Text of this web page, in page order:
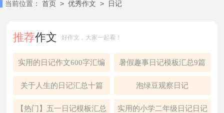
当前位置： 首页 > 优秀作文 > 日记
推荐作文 好作文，大家一起看！
实用的日记作文600字汇编
10篇
暑假趣事日记模板汇总9篇
关于人生的日记汇总十篇 泡绿豆观察日记
【热门】五一日记模板汇总 实用的小学二年级日记日记